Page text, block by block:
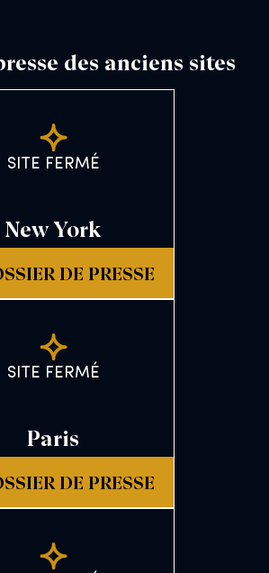
des anciens sites
SITE FERMÉ
New York
DE PRESSE
SITE FERMÉ
Paris
DE PRESSE